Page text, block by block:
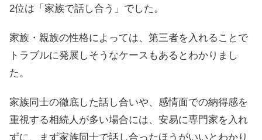
2位は「家族で話し合う」でした。
家族・親族の性格によっては、第三者を入れることで
トラブルに発展しそうなケースもあるとわかりまし
た。
家族同士の徹底した話し合いや、感情面での納得感を
重視する相続人が多い場合には、安易に専門家を入れ
ずに、まず家族同士で話し合ったほうがいいとわかり